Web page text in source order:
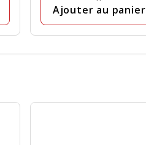
avisAjouter au panier